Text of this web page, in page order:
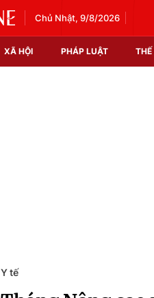
Chủ Nhật, 9/8/2026
XÃ HỘI PHÁP LUẬT THẾ
Y tế